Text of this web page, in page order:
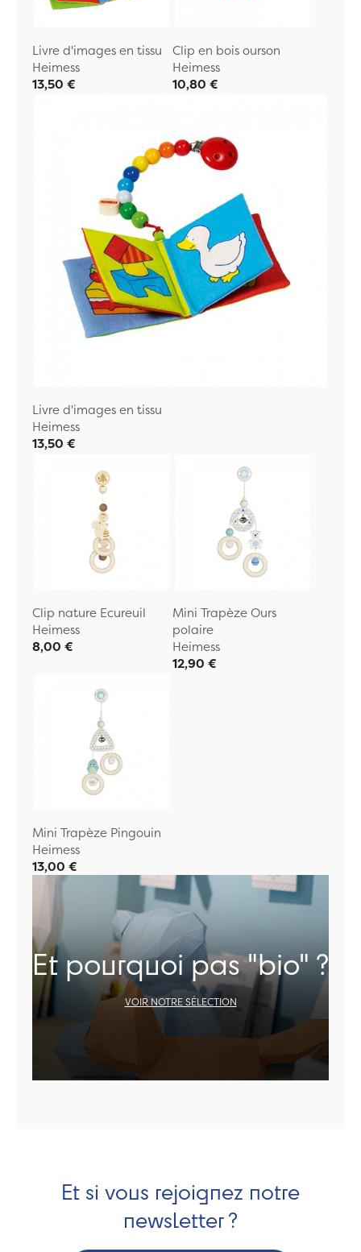
Livre d'images en tissu
Heimess
13,50 €
Clip en bois ourson
Heimess
10,80 €
Livre d'images en tissu
Heimess
13,50 €
Clip nature Ecureuil
Heimess
8,00 €
Mini Trapèze Ours
polaire
Heimess
12,90 €
Mini Trapèze Pingouin
Heimess
13,00 €
Et pourquoi pas "bio" ?
VOIR NOTRE SÉLECTION
Et si vous rejoignez notre
newsletter ?